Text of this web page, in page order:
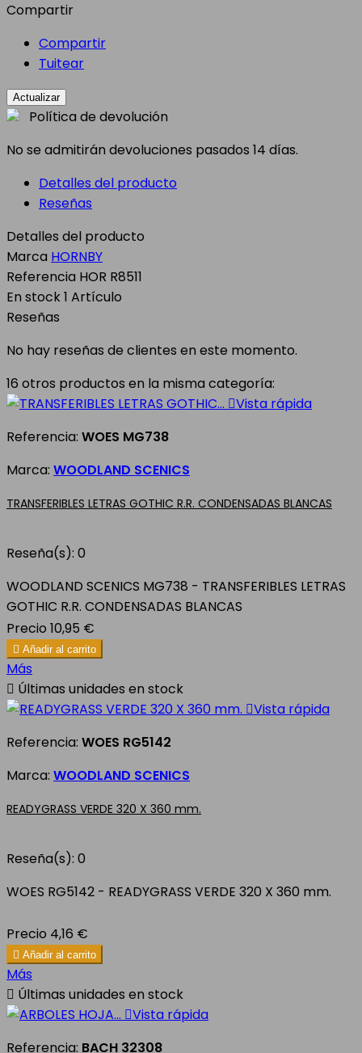
Compartir
Compartir
Tuitear
Política de devolución
No se admitirán devoluciones pasados 14 días.
Detalles del producto
Reseñas
Detalles del producto
Marca HORNBY
Referencia HOR R8511
En stock1 Artículo
Reseñas
No hay reseñas de clientes en este momento.
16 otros productos en la misma categoría:
Vista rápida
Referencia: WOES MG738
Marca: WOODLAND SCENICS
TRANSFERIBLES LETRAS GOTHIC R.R. CONDENSADAS BLANCAS
Reseña(s): 0
WOODLAND SCENICS MG738 - TRANSFERIBLES LETRAS
GOTHIC R.R. CONDENSADAS BLANCAS
Precio 10,95 €
 Añadir al carrito
Más
 Últimas unidades en stock
Vista rápida
Referencia: WOES RG5142
Marca: WOODLAND SCENICS
READYGRASS VERDE 320 X 360 mm.
Reseña(s): 0
WOES RG5142 - READYGRASS VERDE 320 X 360 mm.
Precio 4,16 €
 Añadir al carrito
Más
 Últimas unidades en stock
Vista rápida
Referencia: BACH 32308